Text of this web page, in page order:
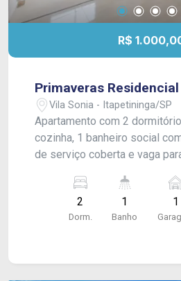
R$
Primaveras Residencial
Vila Sonia - Itapetininga/SP
Apartamento com 2
cozinha, 1 banheiro social
de serviço coberta e vaga
2
Dorm.
1
Banho
1